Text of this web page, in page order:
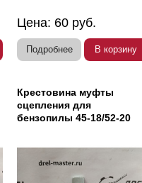
Цена: 60 руб.
Подробнее В корзину
Крестовина муфты
сцепления для
бензопилы 45-18/52-20